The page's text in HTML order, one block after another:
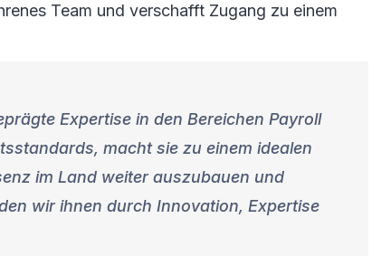
Team und verschafft Zugang zu einem
Expertise in den Bereichen Payroll
macht sie zu einem idealen
im Land weiter auszubauen und
wir ihnen durch Innovation, Expertise